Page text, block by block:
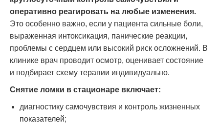
оперативно реагировать на любые изменения.
Это особенно важно, если у пациента сильные боли,
выраженная интоксикация, панические реакции,
проблемы с сердцем или высокий риск осложнений. В
клинике врач проводит осмотр, оценивает состояние
и подбирает схему терапии индивидуально.
Снятие ломки в стационаре включает:
диагностику самочувствия и контроль жизненных
показателей;